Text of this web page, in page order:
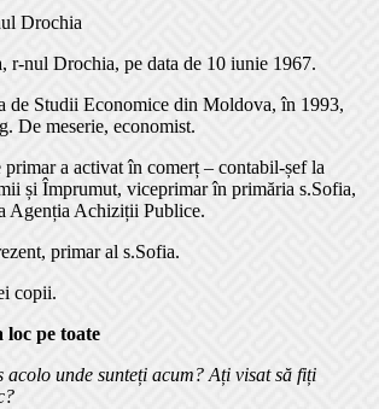
Drochia
r-nul Drochia, pe data de 10 iunie 1967.
de Studii Economice din Moldova, în 1993,
De meserie, economist.
primar a activat în comerț – contabil-șef la
și Împrumut, viceprimar în primăria s.Sofia,
Agenția Achiziții Publice.
primar al s.Sofia.
copii.
loc pe toate
acolo unde sunteți acum? Ați visat să fiți